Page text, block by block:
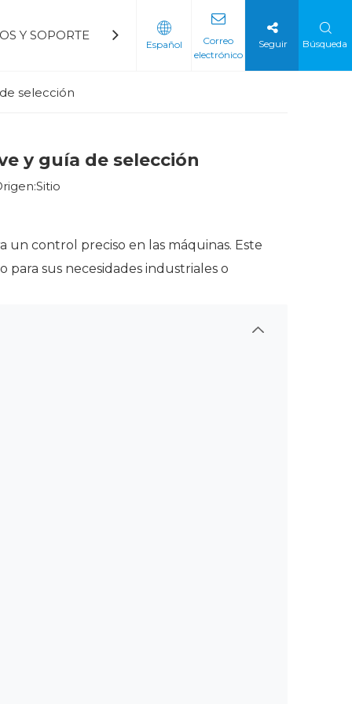
Y SOPORTE BLOGS CONTÁCTENOS
Español
Correo
electrónico
Seguir Búsqueda
selección
y guía de selección
Sitio
un control preciso en las máquinas. Este
para sus necesidades industriales o